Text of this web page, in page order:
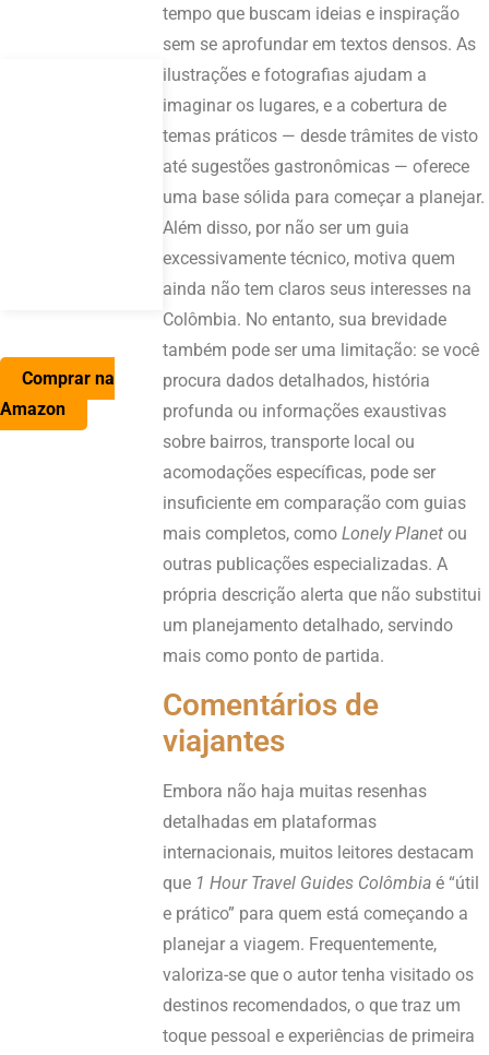
Comprar na
Amazon
tempo que buscam ideias e inspiração
sem se aprofundar em textos densos. As
ilustrações e fotografias ajudam a
imaginar os lugares, e a cobertura de
temas práticos — desde trâmites de visto
até sugestões gastronômicas — oferece
uma base sólida para começar a planejar.
Além disso, por não ser um guia
excessivamente técnico, motiva quem
ainda não tem claros seus interesses na
Colômbia. No entanto, sua brevidade
também pode ser uma limitação: se você
procura dados detalhados, história
profunda ou informações exaustivas
sobre bairros, transporte local ou
acomodações específicas, pode ser
insuficiente em comparação com guias
mais completos, comoLonely Planet ou
outras publicações especializadas. A
própria descrição alerta que não substitui
um planejamento detalhado, servindo
mais como ponto de partida.
Comentários de
viajantes
Embora não haja muitas resenhas
detalhadas em plataformas
internacionais, muitos leitores destacam
que 1 Hour Travel Guides Colômbia é “útil
e prático” para quem está começando a
planejar a viagem. Frequentemente,
valoriza-se que o autor tenha visitado os
destinos recomendados, o que traz um
toque pessoal e experiências de primeira